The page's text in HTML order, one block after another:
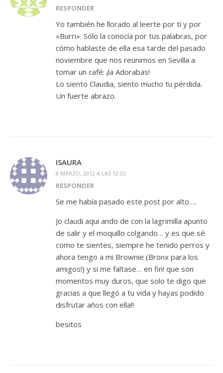
RESPONDER
Yo también he llorado al leerte por tí y por
«Burri». Sólo la conocía por tus palabras, por
cómo hablaste de ella esa tarde del pasado
noviembre que nos reunimos en Sevilla a
tomar un café: ¡la Adorabas!
Lo siento Claudia, siento mucho tu pérdida.
Un fuerte abrazo.
ISAURA
8 MARZO, 2012 A LAS 12:03
RESPONDER
Se me había pasado este post por alto….
Jo claudi aqui ando de con la lagrimilla apunto
de salir y el moquillo colgando… y es que sé
como te sientes, siempre he tenido perros y
ahora tengo a mi Brownie (Bronx para los
amigos!) y si me faltase… en fin! que son
momentos muy duros, que solo te digo que
gracias a que llegó a tu vida y hayas podido
disfrutar años con ella!!
besitos